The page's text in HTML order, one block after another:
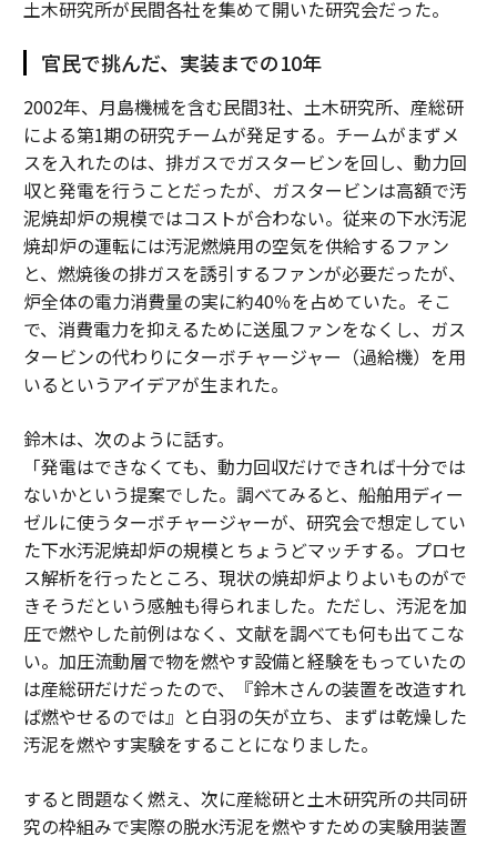
土木研究所が民間各社を集めて開いた研究会だった。
官民で挑んだ、実装までの10年
2002年、月島機械を含む民間3社、土木研究所、産総研
による第1期の研究チームが発足する。チームがまずメ
スを入れたのは、排ガスでガスタービンを回し、動力回
収と発電を行うことだったが、ガスタービンは高額で汚
泥焼却炉の規模ではコストが合わない。従来の下水汚泥
焼却炉の運転には汚泥燃焼用の空気を供給するファン
と、燃焼後の排ガスを誘引するファンが必要だったが、
炉全体の電力消費量の実に約40％を占めていた。そこ
で、消費電力を抑えるために送風ファンをなくし、ガス
タービンの代わりにターボチャージャー（過給機）を用
いるというアイデアが生まれた。
鈴木は、次のように話す。
「発電はできなくても、動力回収だけできれば十分では
ないかという提案でした。調べてみると、船舶用ディー
ゼルに使うターボチャージャーが、研究会で想定してい
た下水汚泥焼却炉の規模とちょうどマッチする。プロセ
ス解析を行ったところ、現状の焼却炉よりよいものがで
きそうだという感触も得られました。ただし、汚泥を加
圧で燃やした前例はなく、文献を調べても何も出てこな
い。加圧流動層で物を燃やす設備と経験をもっていたの
は産総研だけだったので、『鈴木さんの装置を改造すれ
ば燃やせるのでは』と白羽の矢が立ち、まずは乾燥した
汚泥を燃やす実験をすることになりました。
すると問題なく燃え、次に産総研と土木研究所の共同研
究の枠組みで実際の脱水汚泥を燃やすための実験用装置